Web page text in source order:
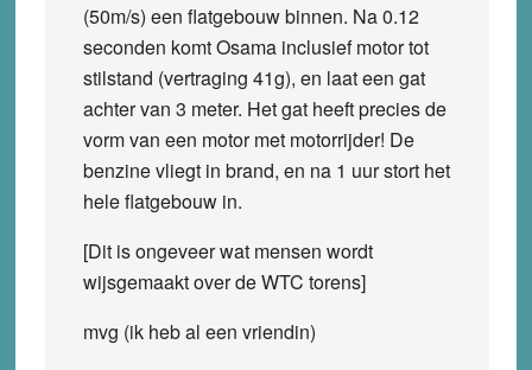
(50m/s) een flatgebouw binnen. Na 0.12
seconden komt Osama inclusief motor tot
stilstand (vertraging 41g), en laat een gat
achter van 3 meter. Het gat heeft precies de
vorm van een motor met motorrijder! De
benzine vliegt in brand, en na 1 uur stort het
hele flatgebouw in.
[Dit is ongeveer wat mensen wordt
wijsgemaakt over de WTC torens]
mvg (ik heb al een vriendin)